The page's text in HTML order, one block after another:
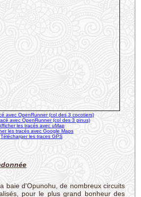
avec OpenRunner (col des 3 cocotiers)
avec OpenRunner (col des 3 pinus)
les tracés avec uMap
les tracés avec Google Maps
Télécharger les traces GPS
baie d'Opunohu, de nombreux circuits
pour le plus grand bonheur des